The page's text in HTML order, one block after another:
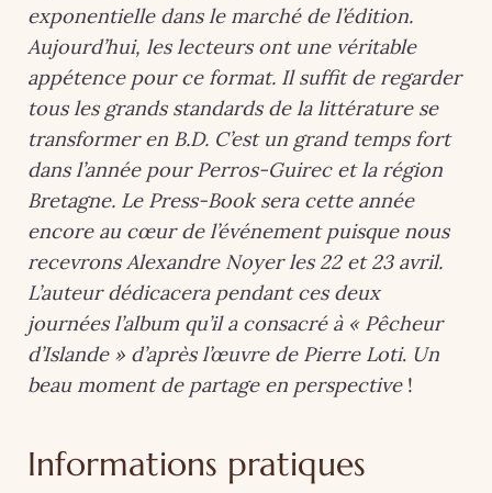
exponentielle dans le marché de l’édition.
Aujourd’hui, les lecteurs ont une véritable
appétence pour ce format. Il suffit de regarder
tous les grands standards de la littérature se
transformer en B.D. C’est un grand temps fort
dans l’année pour Perros-Guirec et la région
Bretagne. Le Press-Book sera cette année
encore au cœur de l’événement puisque nous
recevrons Alexandre Noyer les 22 et 23 avril.
L’auteur dédicacera pendant ces deux
journées l’album qu’il a consacré à « Pêcheur
d’Islande » d’après l’œuvre de Pierre Loti. Un
beau moment de partage en perspective!
Informations pratiques